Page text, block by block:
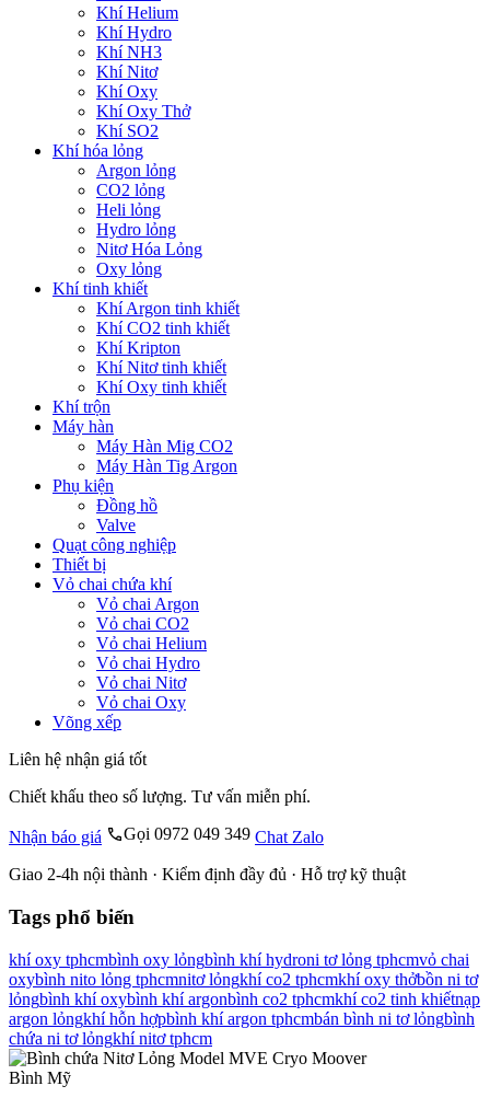
Khí Helium
Khí Hydro
Khí NH3
Khí Nitơ
Khí Oxy
Khí Oxy Thở
Khí SO2
Khí hóa lỏng
Argon lỏng
CO2 lỏng
Heli lỏng
Hydro lỏng
Nitơ Hóa Lỏng
Oxy lỏng
Khí tinh khiết
Khí Argon tinh khiết
Khí CO2 tinh khiết
Khí Kripton
Khí Nitơ tinh khiết
Khí Oxy tinh khiết
Khí trộn
Máy hàn
Máy Hàn Mig CO2
Máy Hàn Tig Argon
Phụ kiện
Đồng hồ
Valve
Quạt công nghiệp
Thiết bị
Vỏ chai chứa khí
Vỏ chai Argon
Vỏ chai CO2
Vỏ chai Helium
Vỏ chai Hydro
Vỏ chai Nitơ
Vỏ chai Oxy
Võng xếp
Liên hệ nhận giá tốt
Chiết khấu theo số lượng. Tư vấn miễn phí.
Nhận báo giá Gọi 0972 049 349 Chat Zalo
Giao 2-4h nội thành · Kiểm định đầy đủ · Hỗ trợ kỹ thuật
Tags phổ biến
khí oxy tphcmbình oxy lỏngbình khí hydroni tơ lỏng tphcmvỏ chai
oxybình nito lỏng tphcmnitơ lỏngkhí co2 tphcmkhí oxy thởbồn ni tơ
lỏngbình khí oxybình khí argonbình co2 tphcmkhí co2 tinh khiếtnạp
argon lỏngkhí hỗn hợpbình khí argon tphcmbán bình ni tơ lỏngbình
chứa ni tơ lỏngkhí nitơ tphcm
Bình Mỹ